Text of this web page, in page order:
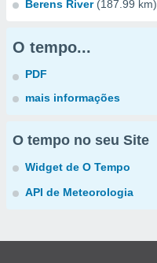
Berens River (187.99 km)
O tempo...
PDF
mais informações
O tempo no seu Site
Widget de O Tempo
API de Meteorologia